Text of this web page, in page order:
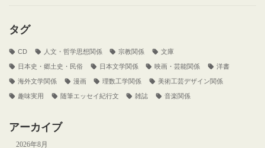
タグ
CD 人文・哲学思想関係 宗教関係 文庫
日本史・郷土史・民俗 日本文学関係 映画・芸能関係 洋書
海外文学関係 漫画 理数工学関係 美術工芸デザイン関係
趣味実用 随筆エッセイ紀行文 雑誌 音楽関係
アーカイブ
2026年8月